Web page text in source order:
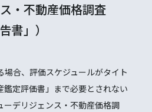
・不動産価格調査
書」）
合、評価スケジュールがタイト
鑑定評価書」まで必要とされない
ーデリジェンス・不動産価格調